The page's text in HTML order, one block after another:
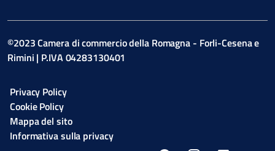
©2023 Camera di commercio della Romagna - Forli-Cesena e
Rimini | P.IVA 04283130401
Privacy Policy
Cookie Policy
Mappa del sito
Informativa sulla privacy